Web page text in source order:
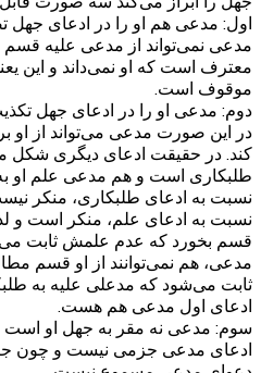
اول: مدعی هم او را در ادعای
مدعی نمی‌تواند از مدعی علیه
معترف است که او نمی‌داند و این
موقوف است.
دوم: مدعی او را در ادعای جهل
در این صورت مدعی می‌تواند از
کند. در حقیقت ادعای دیگری
طلبکاری است و هم مدعی علم او
نسبت به ادعای طلبکاری، منکر
نسبت به ادعای علم، منکر است و
قسم بخورد که عدم علمش ثابت
مدعی، هم نمی‌توانند از او قسم
ثابت می‌شود که مدعلی علیه به
ادعای اول مدعی هم هست.
سوم: مدعی نه مقر به جهل او است
ادعای مدعی جزمی نیست و چون